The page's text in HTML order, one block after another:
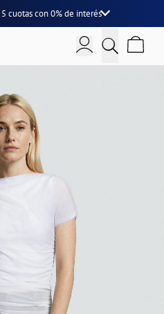
5 cuotascon0% de interés